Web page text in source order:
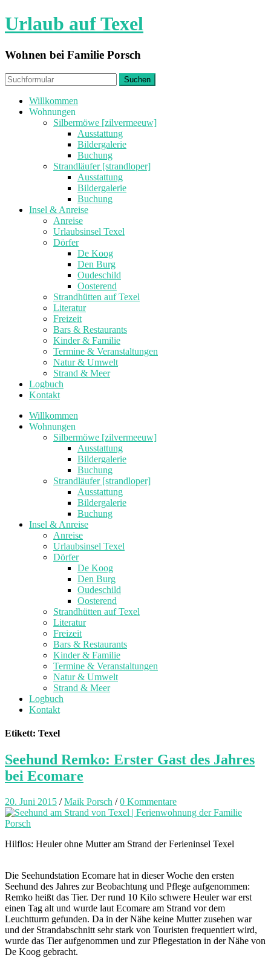
Urlaub auf Texel
Wohnen bei Familie Porsch
Willkommen
Wohnungen
Silbermöwe [zilvermeeuw]
Ausstattung
Bildergalerie
Buchung
Strandläufer [strandloper]
Ausstattung
Bildergalerie
Buchung
Insel & Anreise
Anreise
Urlaubsinsel Texel
Dörfer
De Koog
Den Burg
Oudeschild
Oosterend
Strandhütten auf Texel
Literatur
Freizeit
Bars & Restaurants
Kinder & Familie
Termine & Veranstaltungen
Natur & Umwelt
Strand & Meer
Logbuch
Kontakt
Willkommen
Wohnungen
Silbermöwe [zilvermeeuw]
Ausstattung
Bildergalerie
Buchung
Strandläufer [strandloper]
Ausstattung
Bildergalerie
Buchung
Insel & Anreise
Anreise
Urlaubsinsel Texel
Dörfer
De Koog
Den Burg
Oudeschild
Oosterend
Strandhütten auf Texel
Literatur
Freizeit
Bars & Restaurants
Kinder & Familie
Termine & Veranstaltungen
Natur & Umwelt
Strand & Meer
Logbuch
Kontakt
Etikett: Texel
Seehund Remko: Erster Gast des Jahres
bei Ecomare
20. Juni 2015 /Maik Porsch /0 Kommentare
Hilflos: Heuler ohne Mutter am Strand der Ferieninsel Texel
Die Seehundstation Ecomare hat in dieser Woche den ersten
Seehund des Jahres zur Beobachtung und Pflege aufgenommen:
Remko heißt das Tier. Der rund 10 Kilo schwere Heuler war erst
einen Tag alt und wurde laut Ecomare am Strand vor dem
Leuchtturm gefunden. Da in der Nähe keine Mutter zusehen war
und der Strandabschnitt sehr stark von Touristen frequentiert wird,
wurde das Tier aufgenommen und zur Pflegestation in der Nähe von
De Koog gebracht.